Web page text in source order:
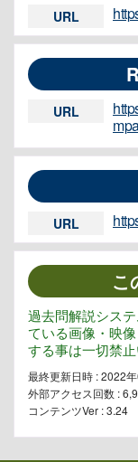
URL
URL
URL
こ
過去問解説シス
ている画像・映
する事は一切禁
最終更新日時 : 2022
外部アクセス回数 :
コンテンツVer : 3.24